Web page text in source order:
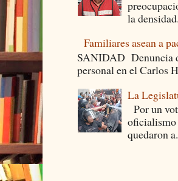
la
Familiares asean a
SANIDAD Denuncia
personal en el Carlos
La
Por un
oficialismo
quedaron